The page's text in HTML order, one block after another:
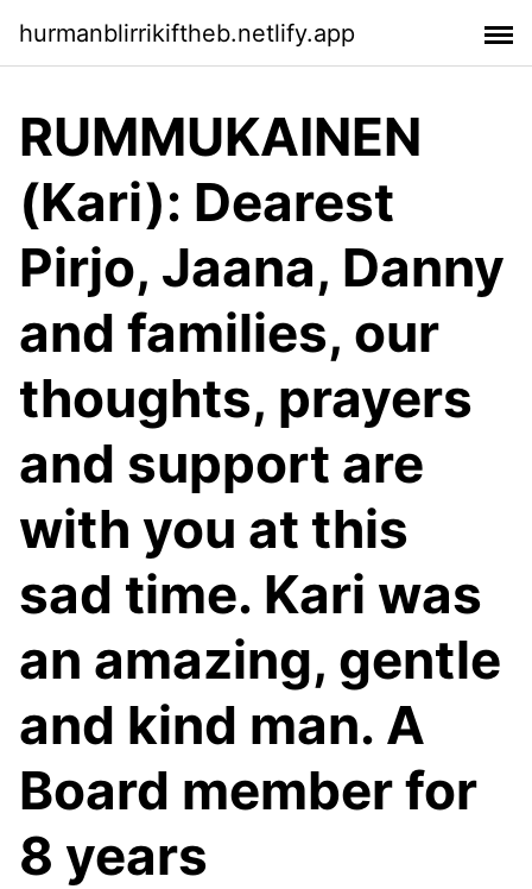
hurmanblirrikiftheb.netlify.app
RUMMUKAINEN
(Kari): Dearest
Pirjo, Jaana, Danny
and families, our
thoughts, prayers
and support are
with you at this
sad time. Kari was
an amazing, gentle
and kind man. A
Board member for
8 years